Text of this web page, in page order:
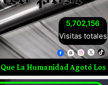
Visitas totales
5,702,156
Los Recursos Naturales